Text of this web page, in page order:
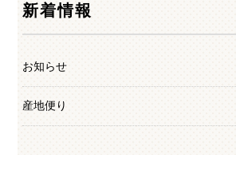
新着情報
お知らせ
産地便り